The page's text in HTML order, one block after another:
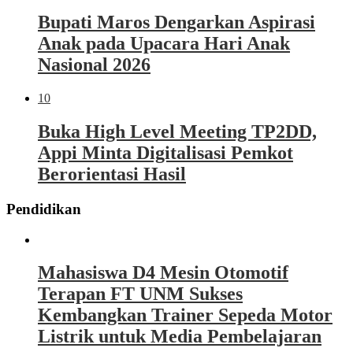
Bupati Maros Dengarkan Aspirasi
Anak pada Upacara Hari Anak
Nasional 2026
10
Buka High Level Meeting TP2DD,
Appi Minta Digitalisasi Pemkot
Berorientasi Hasil
Pendidikan
Mahasiswa D4 Mesin Otomotif
Terapan FT UNM Sukses
Kembangkan Trainer Sepeda Motor
Listrik untuk Media Pembelajaran